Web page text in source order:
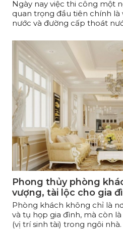
Ngày nay việc thi công một
quan trọng đầu tiên chính là
nước và đường cấp thoát
mục không thể thiếu trong
cả khu chung cư. Nó ảnh
sinh hoạt thường ngày của
phong thủy vị trí đặt bể
đến vượng khí và tài lộc của
này chuyên gia của Nhà
với các bạn những kinh
việc bố trí bể nước, bể phốt
sao cho hợp phong thủy.
Phong thủy phòng
vượng, tài lộc cho gia
Phòng khách không chỉ là
và tụ họp gia đình, mà còn
(vị trí sinh tài) trong ngôi